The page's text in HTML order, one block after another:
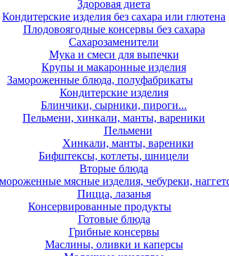
Здоровая диета
Кондитерские изделия без сахара или глютена
Плодовоягодные консервы без сахара
Сахарозаменители
Мука и смеси для выпечки
Крупы и макаронные изделия
Замороженные блюда, полуфабрикаты
Кондитерские изделия
Блинчики, сырники, пироги...
Пельмени, хинкали, манты, вареники
Пельмени
Хинкали, манты, вареники
Бифштексы, котлеты, шницели
Вторые блюда
мясные изделия, чебуреки,
Пицца, лазанья
Консервированные продукты
Готовые блюда
Грибные консервы
Маслины, оливки и каперсы